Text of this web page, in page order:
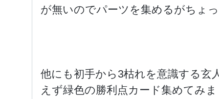
が無いのでパーツを集めるがちょ
他にも初手から3枯れを意識する玄
えず緑色の勝利点カード集めてみ